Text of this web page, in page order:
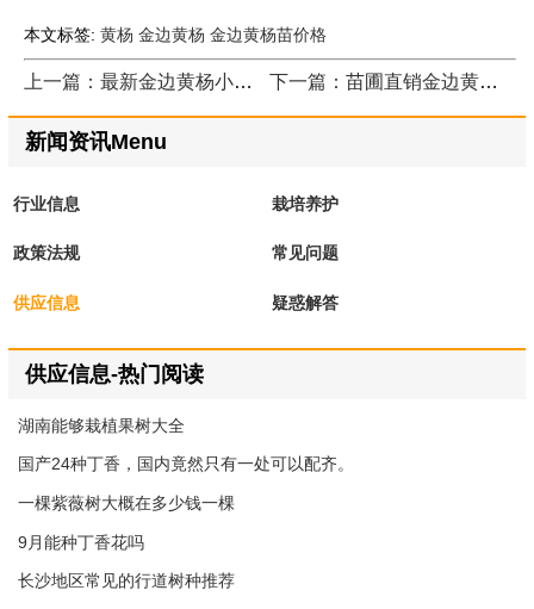
本文标签: 黄杨 金边黄杨 金边黄杨苗价格
上一篇：最新金边黄杨小苗价格与报价信息 下一篇：苗圃直销金边黄杨苗
新闻资讯Menu
行业信息 栽培养护
政策法规 常见问题
供应信息 疑惑解答
供应信息-热门阅读
湖南能够栽植果树大全
国产24种丁香，国内竟然只有一处可以配齐。
一棵紫薇树大概在多少钱一棵
9月能种丁香花吗
长沙地区常见的行道树种推荐